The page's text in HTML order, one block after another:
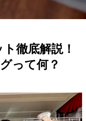
徹底解説！
って何？